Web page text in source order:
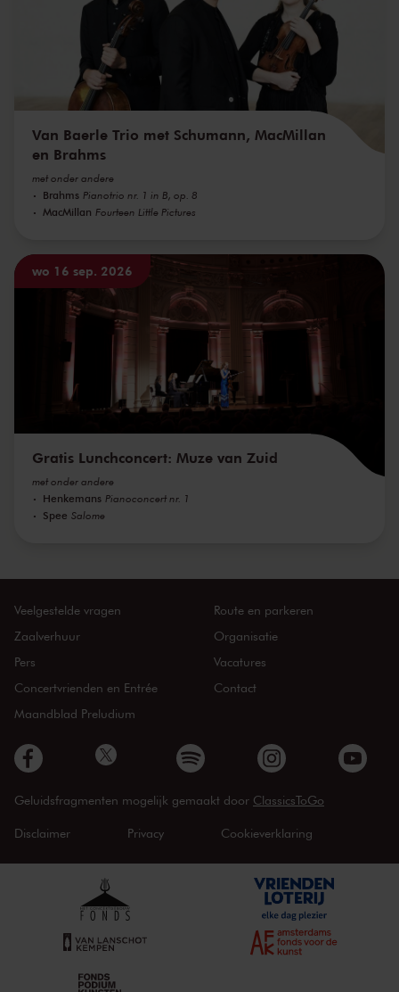
Van Baerle Trio met Schumann, MacMillan
en Brahms
met onder andere
Brahms Pianotrio nr. 1 in B, op. 8
MacMillan Fourteen Little Pictures
wo 16 sep. 2026
Gratis Lunchconcert: Muze van Zuid
met onder andere
Henkemans Pianoconcert nr. 1
Spee Salome
Veelgestelde vragen
Zaalverhuur
Pers
Concertvrienden en Entrée
Maandblad Preludium
Route en parkeren
Organisatie
Vacatures
Contact
Geluidsfragmenten mogelijk gemaakt door ClassicsToGo
Disclaimer Privacy Cookieverklaring